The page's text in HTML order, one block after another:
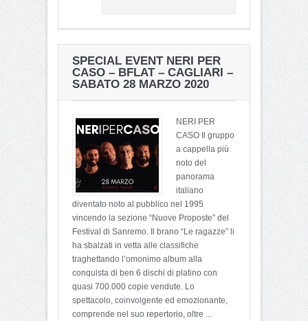
SPECIAL EVENT NERI PER
CASO – BFLAT – CAGLIARI –
SABATO 28 MARZO 2020
NERI PER
CASO Il gruppo
a cappella più
noto del
panorama
italiano
diventato noto al pubblico nel 1995
vincendo la sezione “Nuove Proposte” del
Festival di Sanremo. Il brano “Le ragazze” li
ha sbalzati in vetta alle classifiche
traghettando l’omonimo album alla
conquista di ben 6 dischi di platino con
quasi 700.000 copie vendute. Lo
spettacolo, coinvolgente ed emozionante,
comprende nel suo repertorio, oltre ...